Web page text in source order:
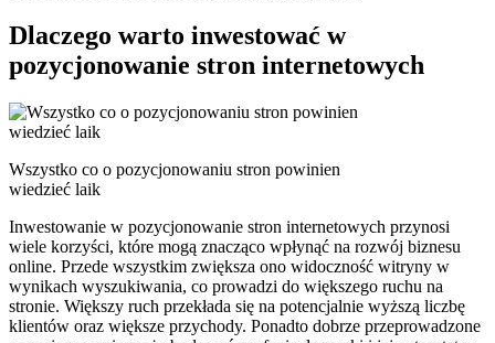
Dlaczego warto inwestować w
pozycjonowanie stron internetowych
Wszystko co o pozycjonowaniu stron powinien
wiedzieć laik
Inwestowanie w pozycjonowanie stron internetowych przynosi
wiele korzyści, które mogą znacząco wpłynąć na rozwój biznesu
online. Przede wszystkim zwiększa ono widoczność witryny w
wynikach wyszukiwania, co prowadzi do większego ruchu na
stronie. Większy ruch przekłada się na potencjalnie wyższą liczbę
klientów oraz większe przychody. Ponadto dobrze przeprowadzone